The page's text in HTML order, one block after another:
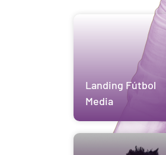
Landing Fútbol
Media